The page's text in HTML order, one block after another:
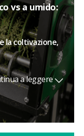
vs a umido:
la coltivazione,
a leggere